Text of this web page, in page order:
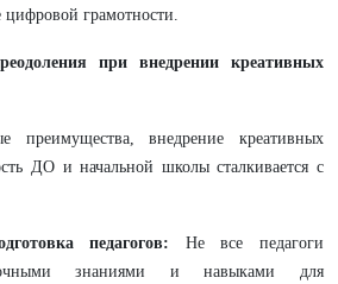
грамотности.
при внедрении креативных
преимущества, внедрение креативных
ДО и начальной школы сталкивается с
педагогов: Не все педагоги
знаниями и навыками для